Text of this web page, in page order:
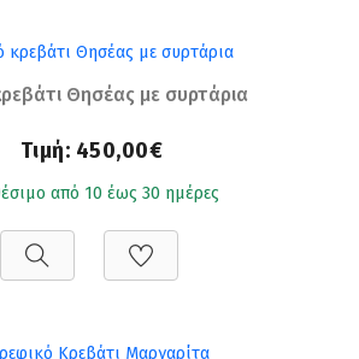
Θησέας με συρτάρια
Τιμή: 450,00€
από 10 έως 30 ημέρες